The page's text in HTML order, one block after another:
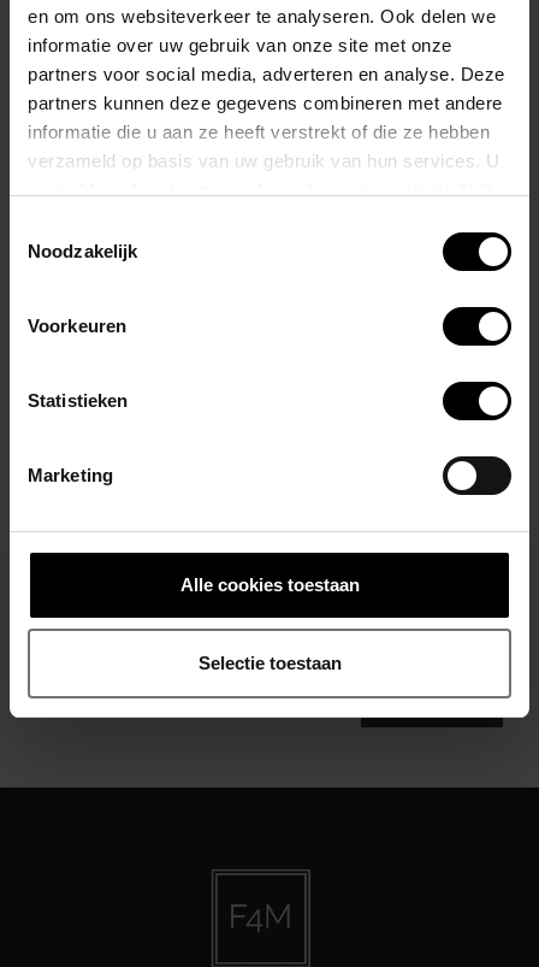
en om ons websiteverkeer te analyseren. Ook delen we
informatie over uw gebruik van onze site met onze
partners voor social media, adverteren en analyse. Deze
partners kunnen deze gegevens combineren met andere
informatie die u aan ze heeft verstrekt of die ze hebben
verzameld op basis van uw gebruik van hun services. U
Noodzakelijk
Voorkeuren
Statistieken
Marketing
Alle cookies toestaan
Selectie toestaan
Het superzachte TPR-materiaal is lichaamsveilig en voelt zacht aan
op de huid.
Realistisch ontwerp
Gemaakt van superzacht TPR
Zuignapbasis voor handsfree gebruik
Inbrengbare lengte: 140 mm
Abonneer je op onze nieuwsbrief
Abonneer